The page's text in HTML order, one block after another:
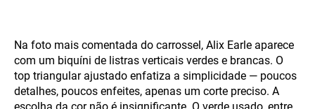
Na foto mais comentada do carrossel, Alix Earle aparece
com um biquíni de listras verticais verdes e brancas. O
top triangular ajustado enfatiza a simplicidade — poucos
detalhes, poucos enfeites, apenas um corte preciso. A